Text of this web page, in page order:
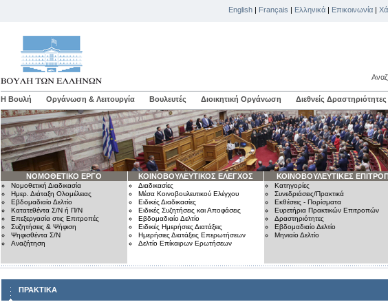
English | Français | Ελληνικά | Επικοινωνία |
Η Βουλή Οργάνωση & Λειτουργία Βουλευτές Διοικητική Οργάνωση Διεθνείς Δραστηριότητες
ΝΟΜΟΘΕΤΙΚΟ ΕΡΓΟ
Νομοθετική Διαδικασία
Ημερ. Διάταξη Ολομέλειας
Εβδομαδιαίο Δελτίο
Κατατεθέντα Σ/Ν ή Π/Ν
Επεξεργασία στις Επιτροπές
Συζητήσεις & Ψήφιση
Ψηφισθέντα Σ/Ν
Αναζήτηση
ΚΟΙΝΟΒΟΥΛΕΥΤΙΚΟΣ ΕΛΕΓΧΟΣ
Διαδικασίες
Μέσα Κοινοβουλευτικού Ελέγχου
Ειδικές Διαδικασίες
Ειδικές Συζητήσεις και Αποφάσεις
Εβδομαδιαίο Δελτίο
Ειδικές Ημερήσιες Διατάξεις
Ημερήσιες Διατάξεις Επερωτήσεων
Δελτίο Επίκαιρων Ερωτήσεων
ΚΟΙΝΟΒΟΥΛΕΥΤΙΚΕΣ
Κατηγορίες
Συνεδριάσεις/Πρακτικά
Εκθέσεις - Πορίσματα
Ευρετήρια Πρακτικών Επιτροπών
Δραστηριότητες
Εβδομαδιαίο Δελτίο
Μηνιαίο Δελτίο
ΠΡΑΚΤΙΚΑ